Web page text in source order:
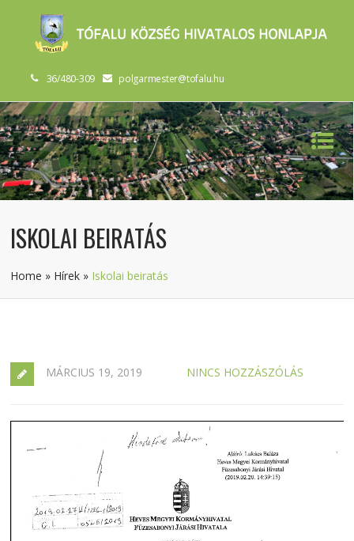
36/480-309 polgarmester@tofalu.hu
ISKOLAI BEIRATÁS
Home » Hírek » Iskolai beiratás
MÁRCIUS 19, 2019 NINCS HOZZÁSZÓLÁS